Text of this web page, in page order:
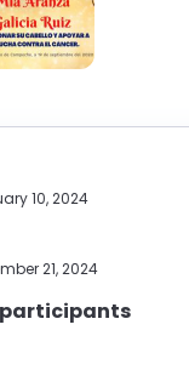
10, 2024
21, 2024
participants